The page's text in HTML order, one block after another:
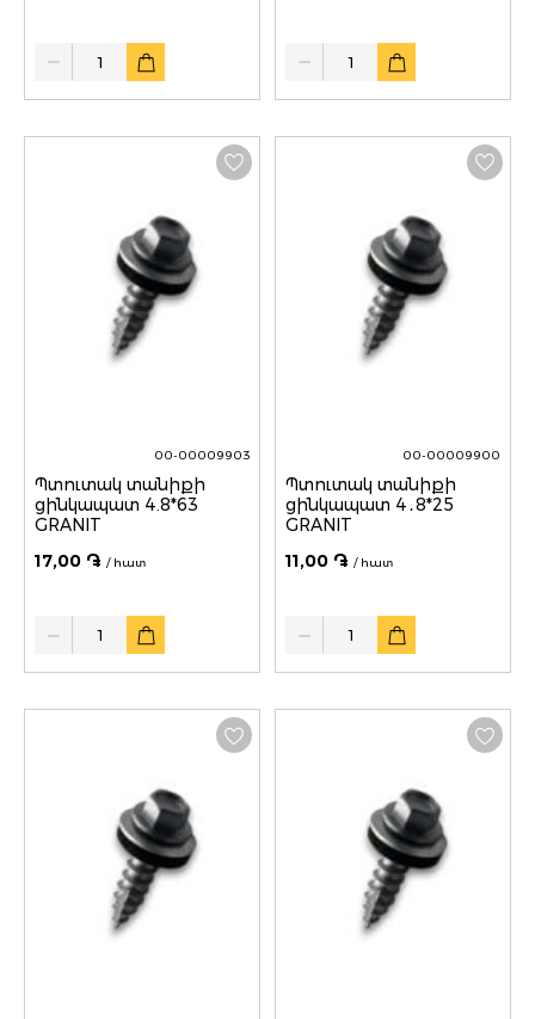
Quantity Quantity
00-00009903
Պտուտակ տանիքի
ցինկապատ 4.8*63
GRANIT
17,00 ֏ / հատ
00-00009900
Պտուտակ տանիքի
ցինկապատ 4․8*25
GRANIT
11,00 ֏ / հատ